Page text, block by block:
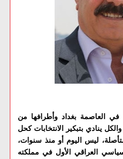
في العاصمة بغداد وأطرافها من
ينادي بتبكير الانتخابات كحل
ليس اليوم أو منذ سنوات،
العراقي الأول في مملكته